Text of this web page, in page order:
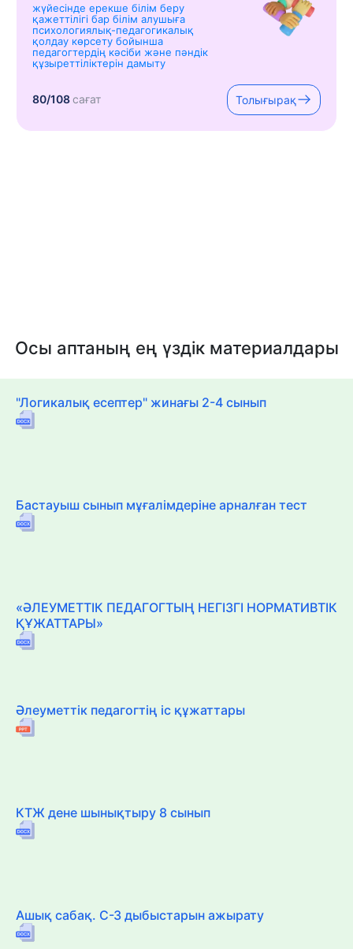
жүйесінде ерекше білім беру
қажеттілігі бар білім алушыға
психологиялық-педагогикалық
қолдау көрсету бойынша
педагогтердің кәсіби және пәндік
құзыреттіліктерін дамыту
80/108сағат Толығырақ
Осы аптаның ең үздік материалдары
"Логикалық есептер" жинағы 2-4 сынып
Бастауыш сынып мұғалімдеріне арналған тест
«ӘЛЕУМЕТТІК ПЕДАГОГТЫҢ НЕГІЗГІ НОРМАТИВТІК
ҚҰЖАТТАРЫ»
Әлеуметтік педагогтің іс құжаттары
КТЖ дене шынықтыру 8 сынып
Ашық сабақ. С-З дыбыстарын ажырату